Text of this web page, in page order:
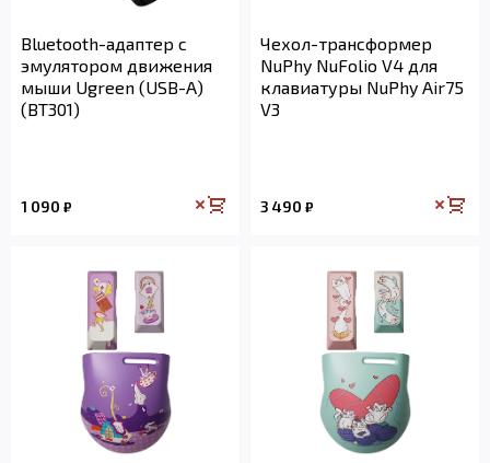
Bluetooth-адаптер с
эмулятором движения
мыши Ugreen (USB-A)
(BT301)
1 090 ₽
Чехол-трансформер
NuPhy NuFolio V4 для
клавиатуры NuPhy Air75
V3
3 490 ₽